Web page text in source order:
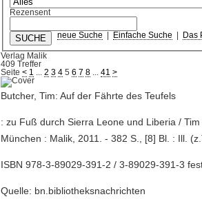
Rezensent
neue Suche Einfache Suche Das
Verlag Malik
409 Treffer
Seite< 1 ...2 3 4 5 6 7 8 ...41 >
Butcher, Tim: Auf der Fährte des Teufels
: zu Fuß durch Sierra Leone und Liberia /
München : Malik, 2011. - 382 S., [8] Bl. : Ill.
ISBN 978-3-89029-391-2 / 3-89029-391-3
Quelle: bn.bibliotheksnachrichten